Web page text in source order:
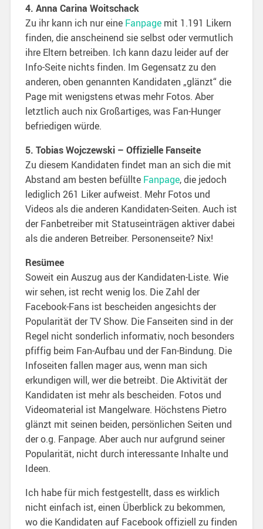
4. Anna Carina Woitschack
Zu ihr kann ich nur eine Fanpagemit 1.191 Likern
finden, die anscheinend sie selbst oder vermutlich
ihre Eltern betreiben. Ich kann dazu leider auf der
Info-Seite nichts finden. Im Gegensatz zu den
anderen, oben genannten Kandidaten „glänzt“ die
Page mit wenigstens etwas mehr Fotos. Aber
letztlich auch nix Großartiges, was Fan-Hunger
befriedigen würde.
5. Tobias Wojczewski – Offizielle Fanseite
Zu diesem Kandidaten findet man an sich die mit
Abstand am besten befüllte Fanpage, die jedoch
lediglich 261 Liker aufweist. Mehr Fotos und
Videos als die anderen Kandidaten-Seiten. Auch ist
der Fanbetreiber mit Statuseinträgen aktiver dabei
als die anderen Betreiber. Personenseite? Nix!
Resümee
Soweit ein Auszug aus der Kandidaten-Liste. Wie
wir sehen, ist recht wenig los. Die Zahl der
Facebook-Fans ist bescheiden angesichts der
Popularität der TV Show. Die Fanseiten sind in der
Regel nicht sonderlich informativ, noch besonders
pfiffig beim Fan-Aufbau und der Fan-Bindung. Die
Infoseiten fallen mager aus, wenn man sich
erkundigen will, wer die betreibt. Die Aktivität der
Kandidaten ist mehr als bescheiden. Fotos und
Videomaterial ist Mangelware. Höchstens Pietro
glänzt mit seinen beiden, persönlichen Seiten und
der o.g. Fanpage. Aber auch nur aufgrund seiner
Popularität, nicht durch interessante Inhalte und
Ideen.
Ich habe für mich festgestellt, dass es wirklich
nicht einfach ist, einen Überblick zu bekommen,
wo die Kandidaten auf Facebook offiziell zu finden